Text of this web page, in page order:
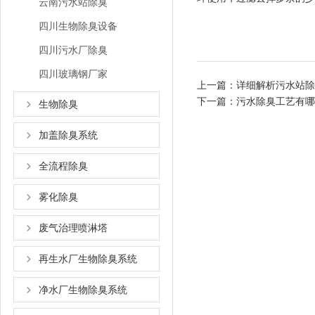
四川生物除臭设备
四川污水厂除臭
四川玻璃钢厂家
生物除臭
加盖除臭系统
全流程除臭
雾化除臭
废气治理喷淋塔
再生水厂生物除臭系统
净水厂生物除臭系统
上一篇： 详细解析污水站
下一篇： 污水除臭工艺有